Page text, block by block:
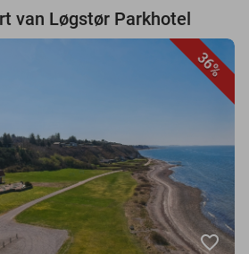
van Løgstør Parkhotel
36%
favorite_border